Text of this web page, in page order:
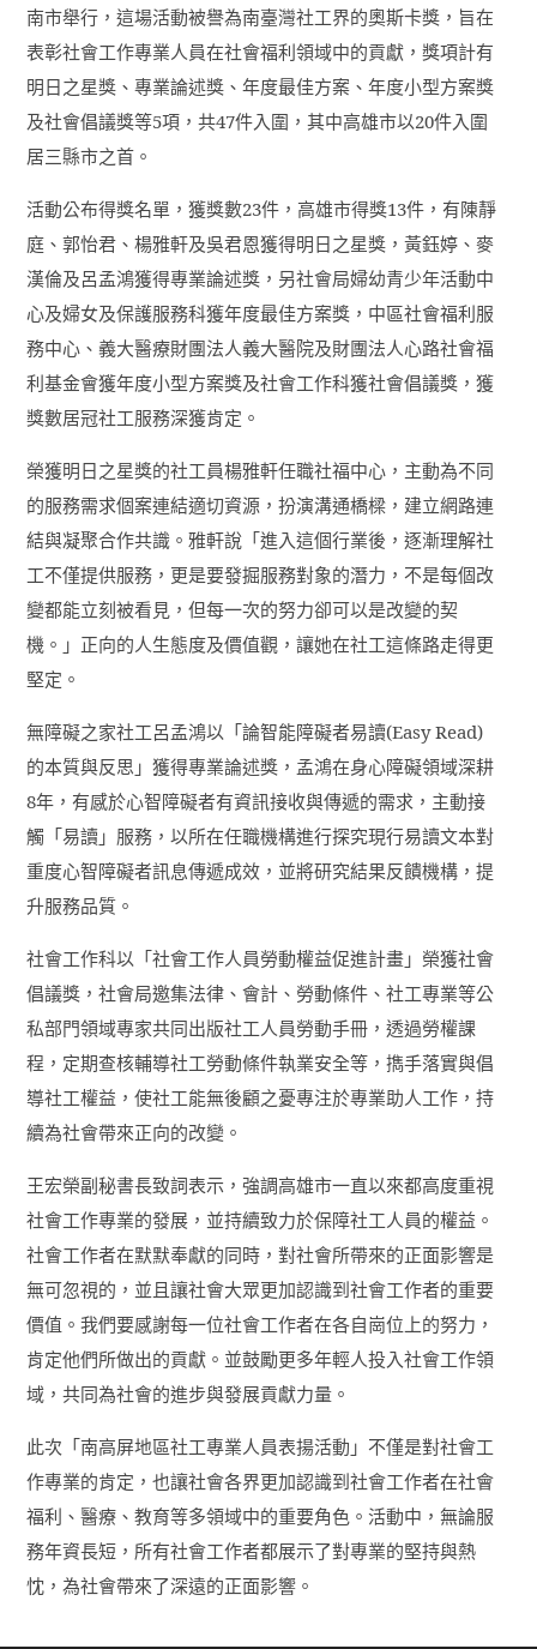
南市舉行，這場活動被譽為南臺灣社工界的奧斯卡獎，旨在
表彰社會工作專業人員在社會福利領域中的貢獻，獎項計有
明日之星獎、專業論述獎、年度最佳方案、年度小型方案獎
及社會倡議獎等5項，共47件入圍，其中高雄市以20件入圍
居三縣市之首。
活動公布得獎名單，獲獎數23件，高雄市得獎13件，有陳靜
庭、郭怡君、楊雅軒及吳君恩獲得明日之星獎，黃鈺婷、麥
漢倫及呂孟鴻獲得專業論述獎，另社會局婦幼青少年活動中
心及婦女及保護服務科獲年度最佳方案獎，中區社會福利服
務中心、義大醫療財團法人義大醫院及財團法人心路社會福
利基金會獲年度小型方案獎及社會工作科獲社會倡議獎，獲
獎數居冠社工服務深獲肯定。
榮獲明日之星獎的社工員楊雅軒任職社福中心，主動為不同
的服務需求個案連結適切資源，扮演溝通橋樑，建立網路連
結與凝聚合作共識。雅軒說「進入這個行業後，逐漸理解社
工不僅提供服務，更是要發掘服務對象的潛力，不是每個改
變都能立刻被看見，但每一次的努力卻可以是改變的契
機。」正向的人生態度及價值觀，讓她在社工這條路走得更
堅定。
無障礙之家社工呂孟鴻以「論智能障礙者易讀(Easy Read)
的本質與反思」獲得專業論述獎，孟鴻在身心障礙領域深耕
8年，有感於心智障礙者有資訊接收與傳遞的需求，主動接
觸「易讀」服務，以所在任職機構進行探究現行易讀文本對
重度心智障礙者訊息傳遞成效，並將研究結果反饋機構，提
升服務品質。
社會工作科以「社會工作人員勞動權益促進計畫」榮獲社會
倡議獎，社會局邀集法律、會計、勞動條件、社工專業等公
私部門領域專家共同出版社工人員勞動手冊，透過勞權課
程，定期查核輔導社工勞動條件執業安全等，擕手落實與倡
導社工權益，使社工能無後顧之憂專注於專業助人工作，持
續為社會帶來正向的改變。
王宏榮副秘書長致詞表示，強調高雄市一直以來都高度重視
社會工作專業的發展，並持續致力於保障社工人員的權益。
社會工作者在默默奉獻的同時，對社會所帶來的正面影響是
無可忽視的，並且讓社會大眾更加認識到社會工作者的重要
價值。我們要感謝每一位社會工作者在各自崗位上的努力，
肯定他們所做出的貢獻。並鼓勵更多年輕人投入社會工作領
域，共同為社會的進步與發展貢獻力量。
此次「南高屏地區社工專業人員表揚活動」不僅是對社會工
作專業的肯定，也讓社會各界更加認識到社會工作者在社會
福利、醫療、教育等多領域中的重要角色。活動中，無論服
務年資長短，所有社會工作者都展示了對專業的堅持與熱
忱，為社會帶來了深遠的正面影響。